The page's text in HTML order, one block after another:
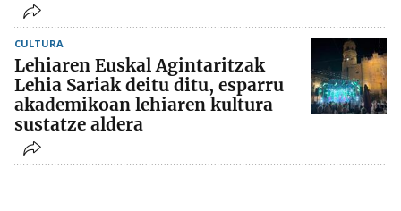
CULTURA
Lehiaren Euskal Agintaritzak
Lehia Sariak deitu ditu, esparru
akademikoan lehiaren kultura
sustatze aldera